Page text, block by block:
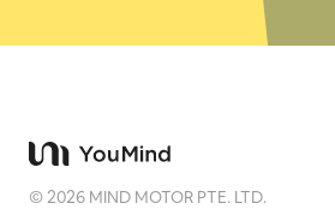
©2026 MIND MOTOR PTE. LTD.